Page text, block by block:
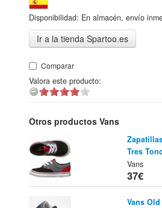
Disponibilidad: En almacén, envío
Ir a la tienda Spartoo.es
Comparar
Valora este producto:
Otros productos Vans
Tres
Vans
37€
Vans